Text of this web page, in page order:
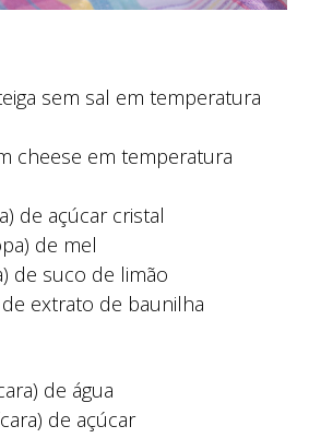
sem sal em temperatura
cheese em temperatura
de açúcar cristal
de mel
de suco de limão
extrato de baunilha
de água
de açúcar